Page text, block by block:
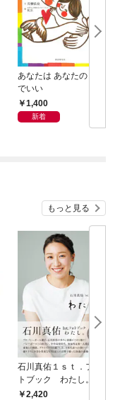
あなたは あなたのまま
でいい
1,400
新着
もっと見る
石川真佑１ｓｔ．フォ
トブック わたし。
2,420